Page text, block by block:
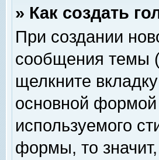
» Как создать
При создании
сообщения темы
щелкните
основной формой
используемого
формы, то